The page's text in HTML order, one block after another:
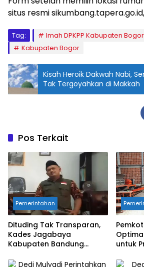
situs resmi
Tag:
Imah DPKPP Kabupaten Bogor
Kabupaten Bogor
Kisah Heroik Dakwah Nabi,
Tak Tergoyahkan di Makkah
Pos Terkait
Pemerintahan
Dituding Tak Transparan,
Kades Jagabaya
Kabupaten Bandung
untuk